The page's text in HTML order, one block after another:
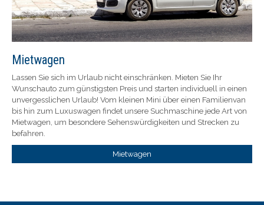
Mietwagen
Lassen Sie sich im Urlaub nicht einschränken. Mieten Sie Ihr
Wunschauto zum günstigsten Preis und starten individuell in einen
unvergesslichen Urlaub! Vom kleinen Mini über einen Familienvan
bis hin zum Luxuswagen findet unsere Suchmaschine jede Art von
Mietwagen, um besondere Sehenswürdigkeiten und Strecken zu
befahren.
Mietwagen